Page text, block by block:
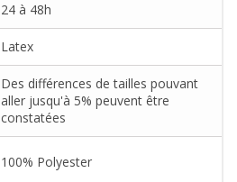
24 à 48h
Latex
Des différences de tailles pouvant
aller jusqu'à 5% peuvent être
constatées
100% Polyester